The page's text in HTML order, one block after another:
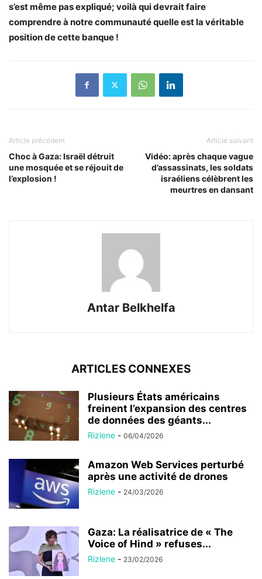
s’est même pas expliqué; voilà qui devrait faire
comprendre à notre communauté quelle est la véritable
position de cette banque !
Article précédent
Choc à Gaza: Israël détruit
une mosquée et se réjouit de
l’explosion !
Article suivant
Vidéo: après chaque vague
d’assassinats, les soldats
israéliens célèbrent les
meurtres en dansant
Antar Belkhelfa
ARTICLES CONNEXES
Plusieurs États américains
freinent l’expansion des centres
de données des géants...
Rizlene - 06/04/2026
Amazon Web Services perturbé
après une activité de drones
Rizlene - 24/03/2026
Gaza: La réalisatrice de « The
Voice of Hind » refuses...
Rizlene - 23/02/2026